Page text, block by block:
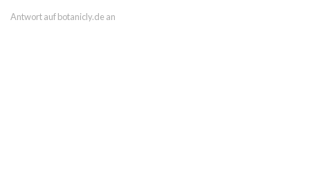
Antwort auf botanicly.de an